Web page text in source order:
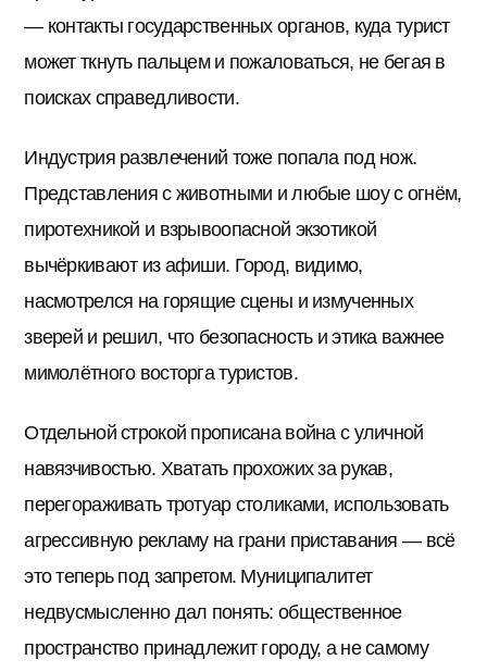
— контакты государственных органов, куда турист
может ткнуть пальцем и пожаловаться, не бегая в
поисках справедливости.
Индустрия развлечений тоже попала под нож.
Представления с животными и любые шоу с огнём,
пиротехникой и взрывоопасной экзотикой
вычёркивают из афиши. Город, видимо,
насмотрелся на горящие сцены и измученных
зверей и решил, что безопасность и этика важнее
мимолётного восторга туристов.
Отдельной строкой прописана война с уличной
навязчивостью. Хватать прохожих за рукав,
перегораживать тротуар столиками, использовать
агрессивную рекламу на грани приставания — всё
это теперь под запретом. Муниципалитет
недвусмысленно дал понять: общественное
пространство принадлежит городу, а не самому